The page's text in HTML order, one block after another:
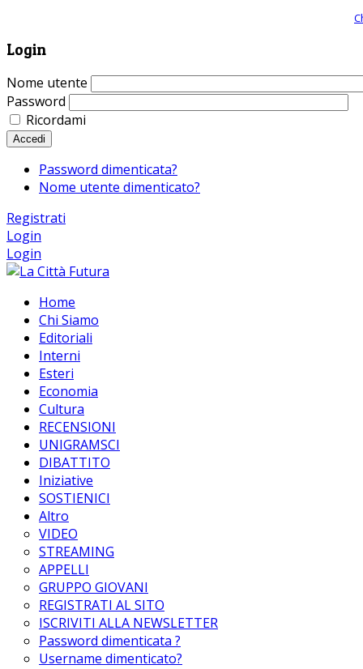
Login
Nome utente
Password
Ricordami
Accedi
Password dimenticata?
Nome utente dimenticato?
Registrati
Login
Login
Home
Chi Siamo
Editoriali
Interni
Esteri
Economia
Cultura
RECENSIONI
UNIGRAMSCI
DIBATTITO
Iniziative
SOSTIENICI
Altro
VIDEO
STREAMING
APPELLI
GRUPPO GIOVANI
REGISTRATI AL SITO
ISCRIVITI ALLA NEWSLETTER
Password dimenticata ?
Username dimenticato?